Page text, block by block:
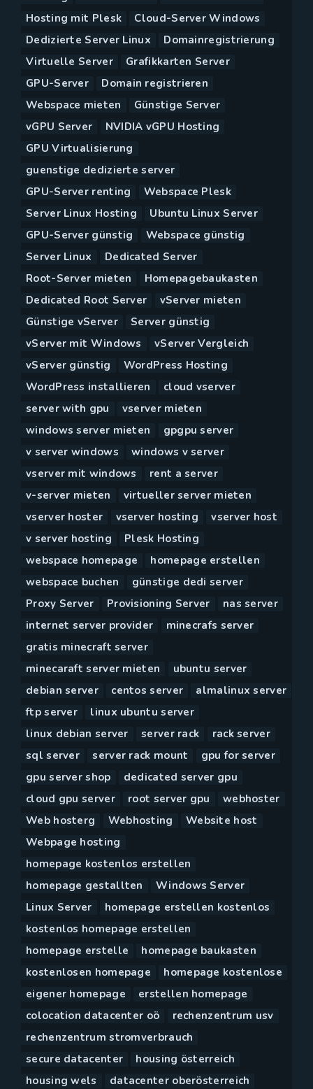
Hosting mit Plesk
Cloud-Server Windows
Dedizierte Server Linux
Domainregistrierung
Virtuelle Server
Grafikkarten Server
GPU-Server
Domain registrieren
Webspace mieten
Günstige Server
vGPU Server
NVIDIA vGPU Hosting
GPU Virtualisierung
guenstige dedizierte server
GPU-Server renting
Webspace Plesk
Server Linux Hosting
Ubuntu Linux Server
GPU-Server günstig
Webspace günstig
Server Linux
Dedicated Server
Root-Server mieten
Homepagebaukasten
Dedicated Root Server
vServer mieten
Günstige vServer
Server günstig
vServer mit Windows
vServer Vergleich
vServer günstig
WordPress Hosting
WordPress installieren
cloud vserver
server with gpu
vserver mieten
windows server mieten
gpgpu server
v server windows
windows v server
vserver mit windows
rent a server
v-server mieten
virtueller server mieten
vserver hoster
vserver hosting
vserver host
v server hosting
Plesk Hosting
webspace homepage
homepage erstellen
webspace buchen
günstige dedi server
Proxy Server
Provisioning Server
nas server
internet server provider
minecrafs server
gratis minecraft server
minecaraft server mieten
ubuntu server
debian server
centos server
almalinux server
ftp server
linux ubuntu server
linux debian server
server rack
rack server
sql server
server rack mount
gpu for server
gpu server shop
dedicated server gpu
cloud gpu server
root server gpu
webhoster
Web hosterg
Webhosting
Website host
Webpage hosting
homepage kostenlos erstellen
homepage gestallten
Windows Server
Linux Server
homepage erstellen kostenlos
kostenlos homepage erstellen
homepage erstelle
homepage baukasten
kostenlosen homepage
homepage kostenlose
eigener homepage
erstellen homepage
colocation datacenter oö
rechenzentrum usv
rechenzentrum stromverbrauch
secure datacenter
housing österreich
housing wels
datacenter oberösterreich